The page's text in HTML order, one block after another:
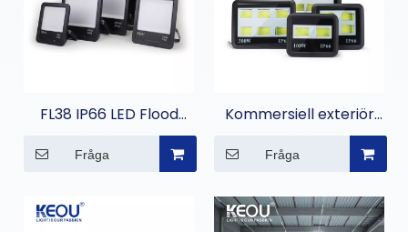
FL38 IP66 LED Flood
Fråga
Kommersiell exteriör
Led Flood Light
Fråga